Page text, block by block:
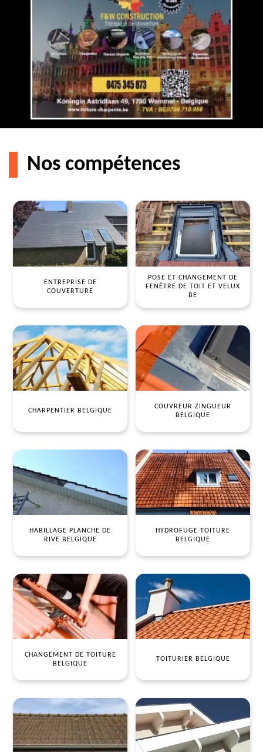
Nos compétences
ENTREPRISE DE
COUVERTURE
POSE ET CHANGEMENT DE
FENÊTRE DE TOIT ET VELUX
BE
CHARPENTIER BELGIQUE
COUVREUR ZINGUEUR
BELGIQUE
HABILLAGE PLANCHE DE
RIVE BELGIQUE
HYDROFUGE TOITURE
BELGIQUE
CHANGEMENT DE TOITURE
BELGIQUE
TOITURIER BELGIQUE